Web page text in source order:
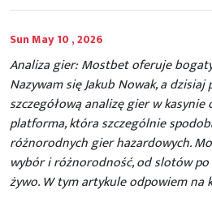
Sun May 10 , 2026
Analiza gier: Mostbet oferuje
Nazywam się Jakub Nowak, a
szczegółową analizę gier w
platforma, która szczególnie
różnorodnych gier hazardowych.
wybór i różnorodność, od slotów
żywo. W tym artykule odpowiem na